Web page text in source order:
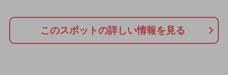
このスポットの詳しい情報を見る